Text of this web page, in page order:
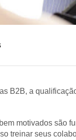
B2B, a
motivados são
treinar seus